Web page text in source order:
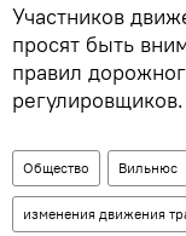
Участников
просят быть
правил
регулировщиков.
Общество Вильнюс
изменения движения